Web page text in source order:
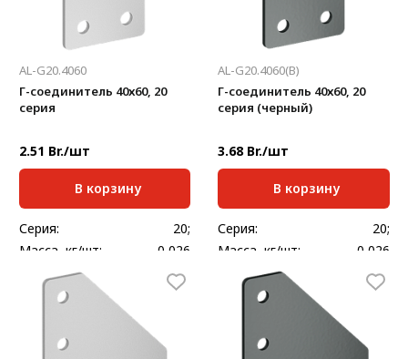
AL-G20.4060
Г-соединитель 40х60, 20
серия
2.51 Br./шт
В корзину
Серия:
20;
Масса, кг/шт:
0,026
Толщина, мм:
2
AL-G20.4060(B)
Г-соединитель 40х60, 20
серия (черный)
3.68 Br./шт
В корзину
Серия:
20;
Масса, кг/шт:
0,026
Толщина, мм:
2